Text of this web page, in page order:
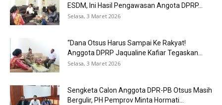
ESDM, Ini Hasil Pengawasan Angota DPRP...
Selasa, 3 Maret 2026
“Dana Otsus Harus Sampai Ke Rakyat!
Anggota DPRP Jaqualine Kafiar Tegaskan...
Selasa, 3 Maret 2026
Sengketa Calon Anggota DPR-PB Otsus Masih
Bergulir, PH Pemprov Minta Hormati...